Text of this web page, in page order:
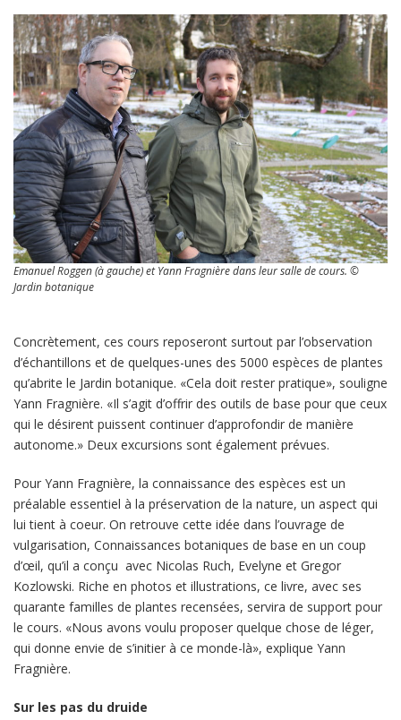
Emanuel Roggen (à gauche) et Yann Fragnière dans leur salle de cours. ©
Jardin botanique
Concrètement, ces cours reposeront surtout par l’observation
d’échantillons et de quelques-unes des 5000 espèces de plantes
qu’abrite le Jardin botanique. «Cela doit rester pratique», souligne
Yann Fragnière. «Il s’agit d’offrir des outils de base pour que ceux
qui le désirent puissent continuer d’approfondir de manière
autonome.» Deux excursions sont également prévues.
Pour Yann Fragnière, la connaissance des espèces est un
préalable essentiel à la préservation de la nature, un aspect qui
lui tient à coeur. On retrouve cette idée dans l’ouvrage de
vulgarisation, Connaissances botaniques de base en un coup
d’œil, qu’il a conçu avec Nicolas Ruch, Evelyne et Gregor
Kozlowski. Riche en photos et illustrations, ce livre, avec ses
quarante familles de plantes recensées, servira de support pour
le cours. «Nous avons voulu proposer quelque chose de léger,
qui donne envie de s’initier à ce monde-là», explique Yann
Fragnière.
Sur les pas du druide